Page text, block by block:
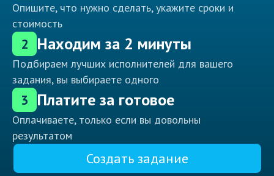
Опишите, что нужно сделать, укажите сроки и
стоимость
2 Находим за 2 минуты
Подбираем лучших исполнителей для вашего
задания, вы выбираете одного
3 Платите за готовое
Оплачиваете, только если вы довольны
результатом
Создать задание